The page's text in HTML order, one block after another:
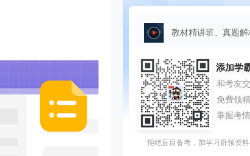
教材精讲班、真题解
拒绝盲目备考，加学习群领资